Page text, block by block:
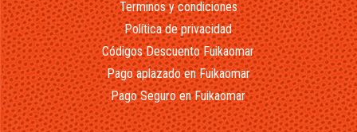
Terminos y condiciones
Política de privacidad
Códigos Descuento Fuikaomar
Pago aplazado en Fuikaomar
Pago Seguro en Fuikaomar